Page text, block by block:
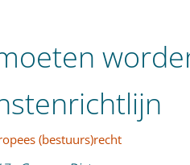
(bestuurs)recht